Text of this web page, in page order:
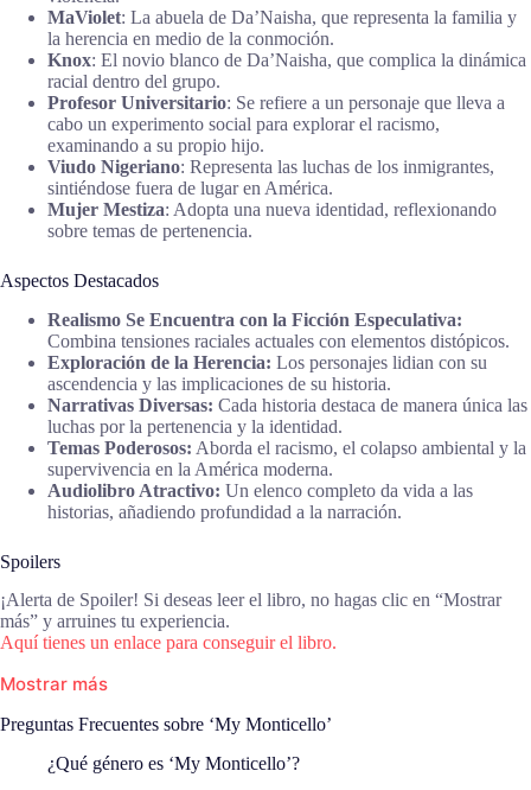
MaViolet: La abuela de Da’Naisha, que representa la familia y
la herencia en medio de la conmoción.
Knox: El novio blanco de Da’Naisha, que complica la dinámica
racial dentro del grupo.
Profesor Universitario: Se refiere a un personaje que lleva a
cabo un experimento social para explorar el racismo,
examinando a su propio hijo.
Viudo Nigeriano: Representa las luchas de los inmigrantes,
sintiéndose fuera de lugar en América.
Mujer Mestiza: Adopta una nueva identidad, reflexionando
sobre temas de pertenencia.
Aspectos Destacados
Realismo Se Encuentra con la Ficción Especulativa:
Combina tensiones raciales actuales con elementos distópicos.
Exploración de la Herencia: Los personajes lidian con su
ascendencia y las implicaciones de su historia.
Narrativas Diversas: Cada historia destaca de manera única las
luchas por la pertenencia y la identidad.
Temas Poderosos: Aborda el racismo, el colapso ambiental y la
supervivencia en la América moderna.
Audiolibro Atractivo: Un elenco completo da vida a las
historias, añadiendo profundidad a la narración.
Spoilers
¡Alerta de Spoiler! Si deseas leer el libro, no hagas clic en “Mostrar
más” y arruines tu experiencia.
Aquí tienes un enlace para conseguir el libro.
Mostrar más
Preguntas Frecuentes sobre ‘My Monticello’
¿Qué género es ‘My Monticello’?